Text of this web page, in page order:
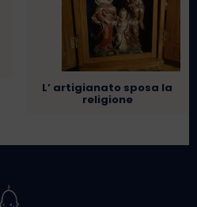
L’ artigianato sposa la
religione